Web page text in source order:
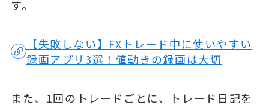
す。
【失敗しない】FXトレード中に使いやすい
録画アプリ3選！値動きの録画は大切
また、1回のトレードごとに、トレード日記を